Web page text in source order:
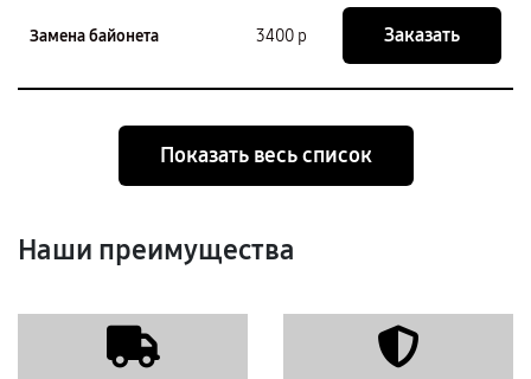
Замена байонета 3400 р Заказать
Показать весь список
Наши преимущества